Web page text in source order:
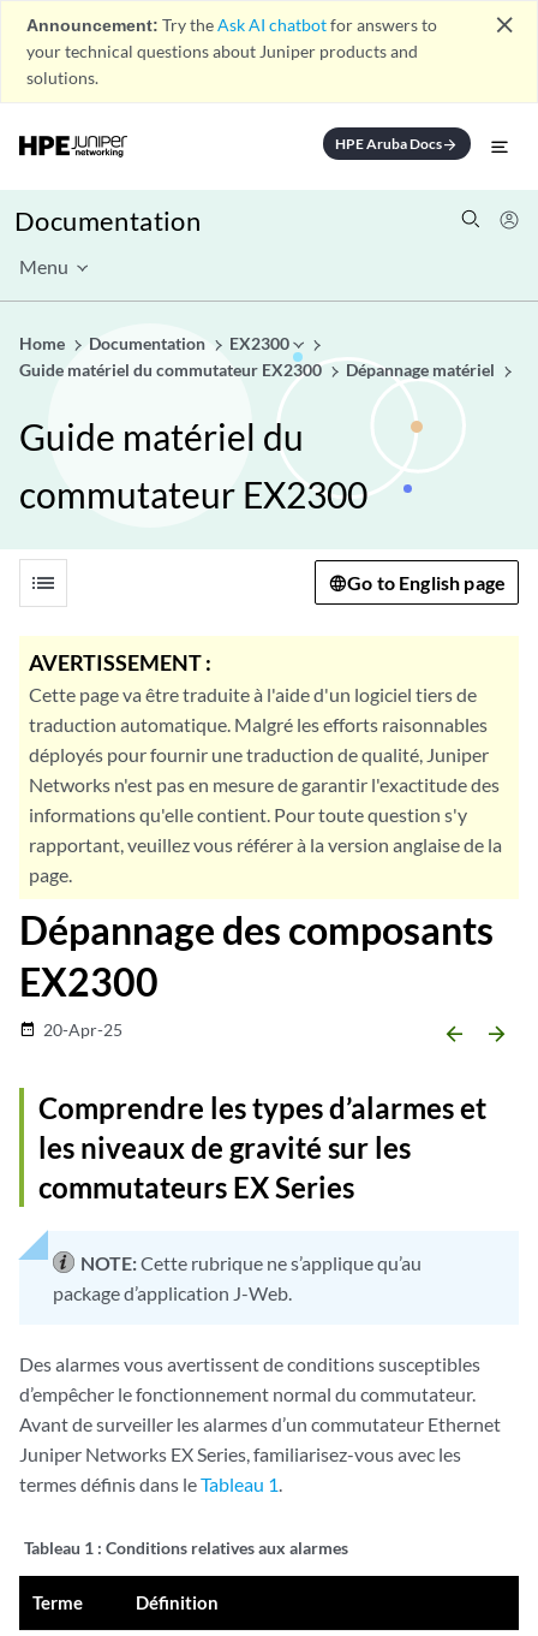
Announcement: Try theAsk AI chatbotfor answers to
your technical questions about Juniper products and
solutions.
close
HPE Aruba Docsarrow_forward
Documentation
Menu
Home Documentation
EX2300
Guide matériel du commutateur EX2300
Dépannage matériel
Guide matériel du
commutateur EX2300
list Go to English page
AVERTISSEMENT :
Cette page va être traduite à l'aide d'un logiciel tiers de
traduction automatique. Malgré les efforts raisonnables
déployés pour fournir une traduction de qualité, Juniper
Networks n'est pas en mesure de garantir l'exactitude des
informations qu'elle contient. Pour toute question s'y
rapportant, veuillez vous référer à la version anglaise de la
page.
Dépannage des composants
EX2300
date_range 20-Apr-25 arrow_backward arrow_forward
Comprendre les types d’alarmes et
les niveaux de gravité sur les
commutateurs EX Series
NOTE:Cette rubrique ne s’applique qu’au
package d’application J-Web.
Des alarmes vous avertissent de conditions susceptibles
d’empêcher le fonctionnement normal du commutateur.
Avant de surveiller les alarmes d’un commutateur Ethernet
Juniper Networks EX Series, familiarisez-vous avec les
termes définis dans leTableau 1.
Tableau 1 : Conditions relatives aux alarmes
Terme Définition